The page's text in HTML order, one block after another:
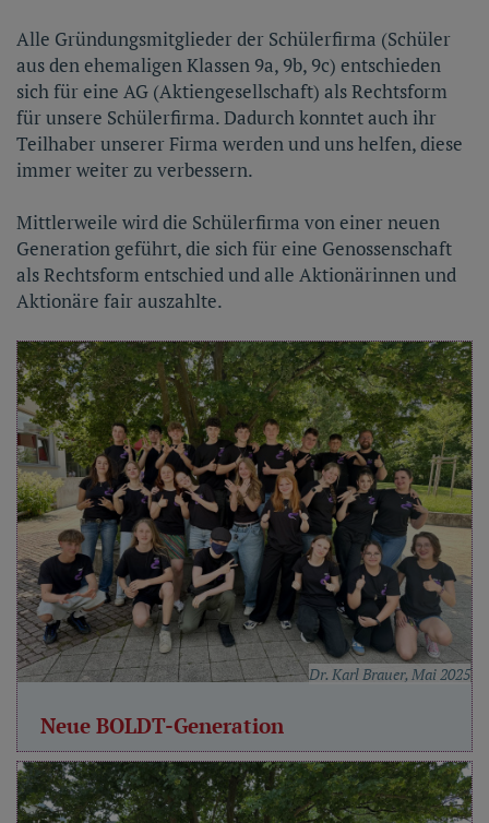
Alle Gründungsmitglieder der Schülerfirma (Schüler
aus den ehemaligen Klassen 9a, 9b, 9c) entschieden
sich für eine AG (Aktiengesellschaft) als Rechtsform
für unsere Schülerfirma. Dadurch konntet auch ihr
Teilhaber unserer Firma werden und uns helfen, diese
immer weiter zu verbessern.
Mittlerweile wird die Schülerfirma von einer neuen
Generation geführt, die sich für eine Genossenschaft
als Rechtsform entschied und alle Aktionärinnen und
Aktionäre fair auszahlte.
Dr. Karl Brauer, Mai 2025
Neue BOLDT-Generation